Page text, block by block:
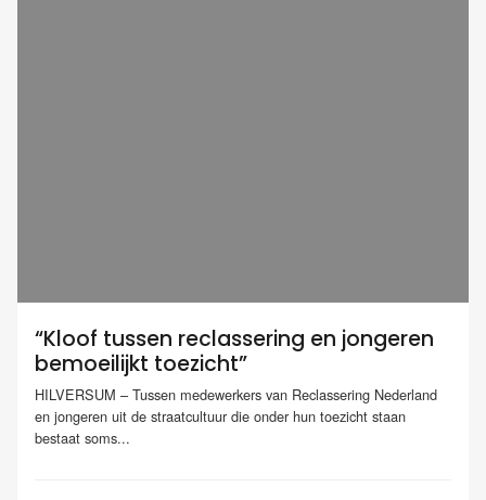
“Kloof tussen reclassering en jongeren
bemoeilijkt toezicht”
HILVERSUM – Tussen medewerkers van Reclassering Nederland
en jongeren uit de straatcultuur die onder hun toezicht staan
bestaat soms...